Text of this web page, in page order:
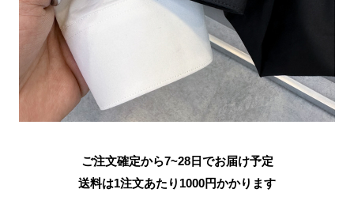
ご注文確定から7~28日でお届け予定
送料は1注文あたり 1000円かかります